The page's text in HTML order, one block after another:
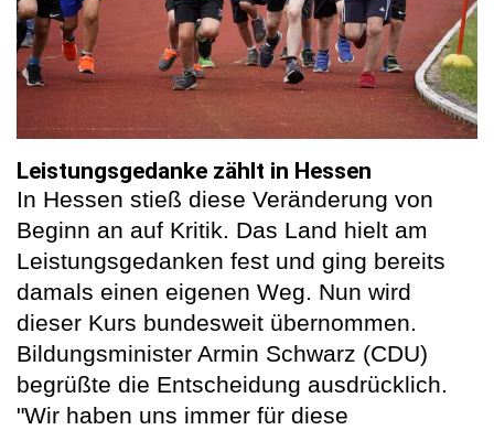
Leistungsgedanke zählt in Hessen
In Hessen stieß diese Veränderung von
Beginn an auf Kritik. Das Land hielt am
Leistungsgedanken fest und ging bereits
damals einen eigenen Weg. Nun wird
dieser Kurs bundesweit übernommen.
Bildungsminister Armin Schwarz (CDU)
begrüßte die Entscheidung ausdrücklich.
"Wir haben uns immer für diese